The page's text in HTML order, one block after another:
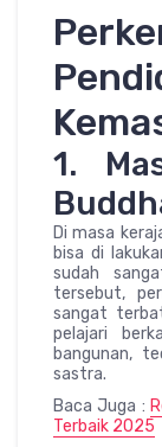
1.
Di masa
bisa di
sudah
tersebut,
sangat
pelajari
bangunan,
sastra.
Baca Juga :
Terbaik 2025